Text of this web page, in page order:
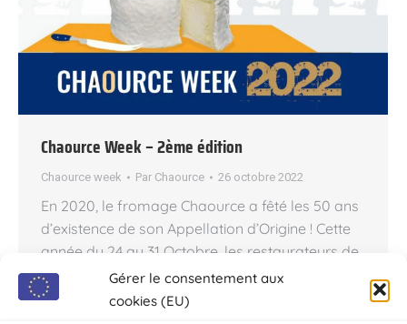
Gérer le consentement aux
cookies (EU)
Chaource Week – 2ème édition
Chaource week Par Chaource 26 octobre 2022
En 2020, le fromage Chaource a fêté les 50 ans
d’existence de son Appellation d’Origine ! Cette
année du 24 au 31 Octobre, les restaurateurs de
l’Aube et de l’Yonne sont conviés à se mobiliser
de nouveau pour proposer une aventure dans